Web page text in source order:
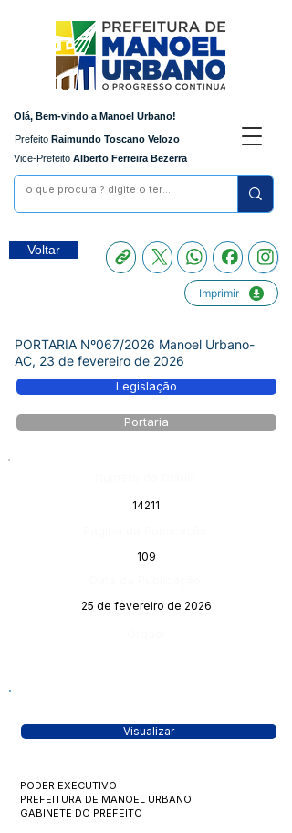
Olá, Bem-vindo a Manoel Urbano!
Prefeito Raimundo Toscano Velozo
Vice-Prefeito Alberto Ferreira Bezerra
Voltar
Imprimir
PORTARIA Nº067/2026 Manoel Urbano-
AC, 23 de fevereiro de 2026
Legislação
Portaria
14211
109
25 de fevereiro de 2026
Visualizar
PODER EXECUTIVO
PREFEITURA DE MANOEL URBANO
GABINETE DO PREFEITO